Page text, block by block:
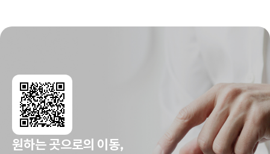
원하는 곳으로의 이동,